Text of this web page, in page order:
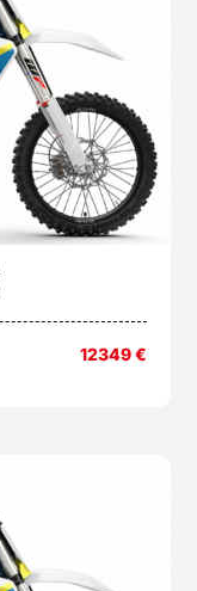
12349€